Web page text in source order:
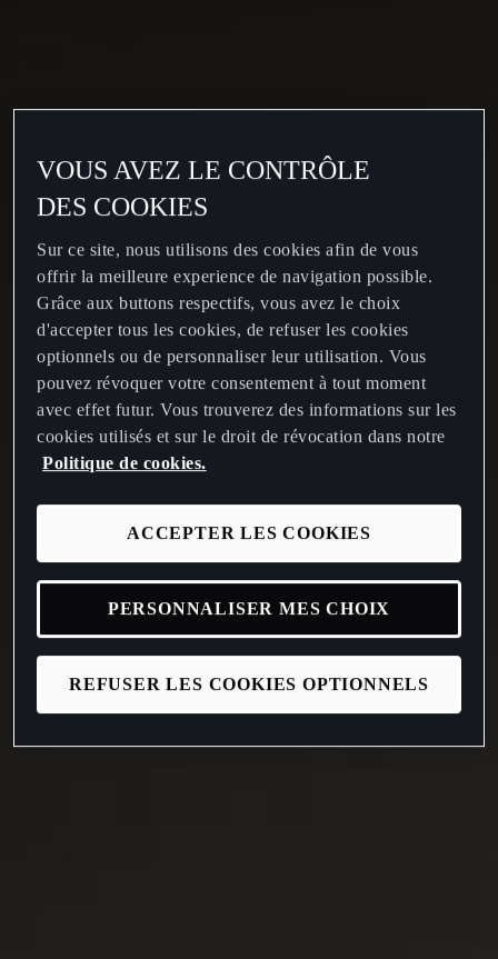
VOUS AVEZ LE CONTRÔLE
DES COOKIES
Sur ce site, nous utilisons des cookies afin de vous
offrir la meilleure experience de navigation possible.
Grâce aux buttons respectifs, vous avez le choix
d'accepter tous les cookies, de refuser les cookies
optionnels ou de personnaliser leur utilisation. Vous
pouvez révoquer votre consentement à tout moment
avec effet futur. Vous trouverez des informations sur les
cookies utilisés et sur le droit de révocation dans notre
Politique de cookies.
REFUSER LES COOKIES OPTIONNELS
ACCEPTER LES COOKIES
PERSONNALISER MES CHOIX